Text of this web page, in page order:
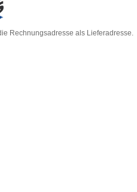
Rechnungsadresse als Lieferadresse.